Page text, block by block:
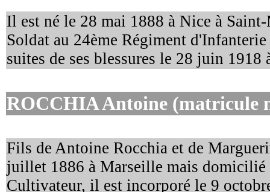
Il est né le 28 mai 1888 à Nice à
Soldat au 24ème Régiment
suites de ses blessures le 28 juin 1918
ROCCHIA Antoine (matricule
Fils de Antoine Rocchia et de
juillet 1886 à Marseille mais
Cultivateur, il est incorporé le 9